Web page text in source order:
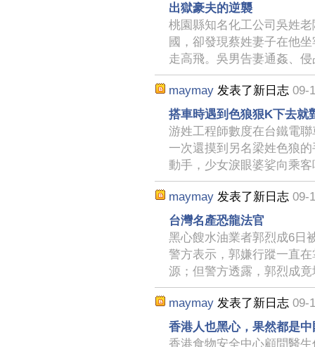
出獄豪夫的逆襲
桃園縣知名化工公司吳姓
國，卻發現蔡姓妻子在他
走高飛。吳男告妻通姦、
maymay 发表了新日志 09-
搭車時遇到色狼狠K下去就
游姓工程師數度在台鐵電
一次還摸到另名梁姓色狼
動手，少女淚眼婆娑向乘客
maymay 发表了新日志 09-
台灣名產恐龍法官
黑心餿水油業者郭烈成6日
警方表示，郭嫌行蹤一直
源；但警方透露，郭烈成竟
maymay 发表了新日志 09-
香港人也黑心，果然都是
香港食物安全中心顧問醫